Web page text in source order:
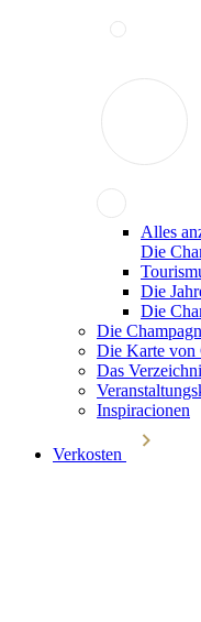
Alles
Die
Die
Die
Die
Die Karte von
Das
Inspiracionen
Verkosten